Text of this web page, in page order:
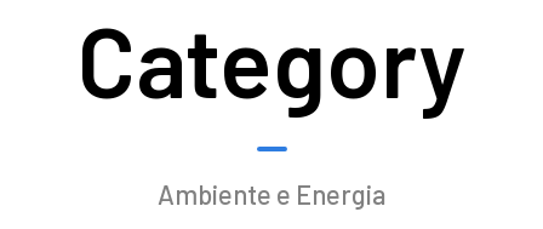
Category
Ambiente e Energia